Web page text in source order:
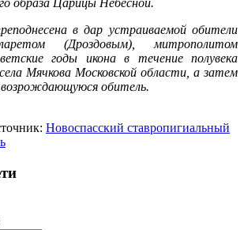
в дар устраиваемой обители
(Дроздовым), митрополитом
годы икона в течение полувека
Мячкова Московской области, а затем
обитель.
Новоспасский ставропигиальный